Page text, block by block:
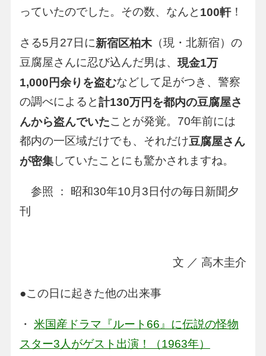
っていたのでした。その数、なんと 100軒！
さる5月27日に新宿区柏木（現・北新宿）の
豆腐屋さんに忍び込んだ男は、 現金1万
1,000円余りを盗むなどして足がつき、警察
の調べによると計130万円を都内の豆腐屋さ
んから盗んでいたことが発覚。70年前には
都内の一区域だけでも、それだけ豆腐屋さん
が密集していたことにも驚かされますね。
参照 ： 昭和30年10月3日付の毎日新聞夕
刊
文 ／ 高木圭介
●この日に起きた他の出来事
・ 米国産ドラマ『ルート66』に伝説の怪物
スター3人がゲスト出演！（1963年）